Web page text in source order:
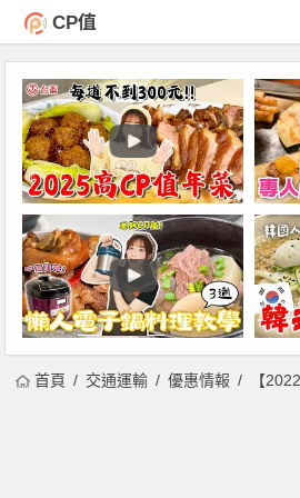
CP值
首頁 交通運輸 優惠情報 【2022台中